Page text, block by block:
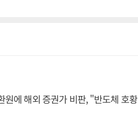
원에 해외 증권가 비판, "반도체 호황